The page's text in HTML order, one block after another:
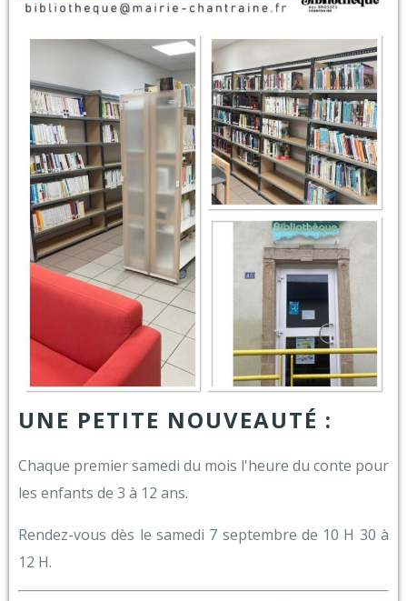
UNE PETITE NOUVEAUTÉ :
Chaque premier samedi du mois l'heure du conte pour
les enfants de 3 à 12 ans.
Rendez-vous dès le samedi 7 septembre de 10 H 30 à
12 H.